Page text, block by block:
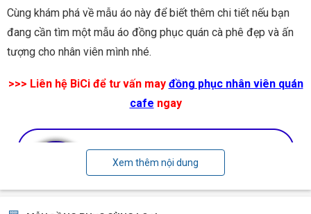
Cùng khám phá về mẫu áo này để biết thêm chi tiết nếu bạn
đang cần tìm một mẫu áo đồng phục quán cà phê đẹp và ấn
tượng cho nhân viên mình nhé.
>>> Liên hệ BiCi để tư vấn may đồng phục nhân viên quán
cafe ngay
Xem thêm nội dung